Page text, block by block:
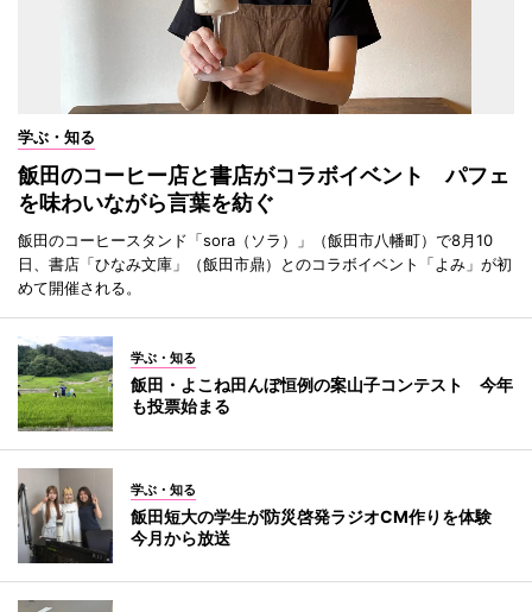
学ぶ・知る
飯田のコーヒー店と書店がコラボイベント パフェ
を味わいながら言葉を紡ぐ
飯田のコーヒースタンド「sora（ソラ）」（飯田市八幡町）で8月10
日、書店「ひなみ文庫」（飯田市鼎）とのコラボイベント「よみ」が初
めて開催される。
学ぶ・知る
飯田・よこね田んぼ恒例の案山子コンテスト 今年
も投票始まる
学ぶ・知る
飯田短大の学生が防災啓発ラジオCM作りを体験
今月から放送